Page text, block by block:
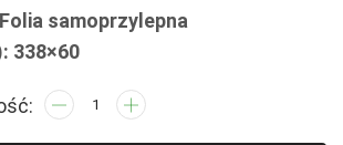
samoprzylepna
338×60
ilość